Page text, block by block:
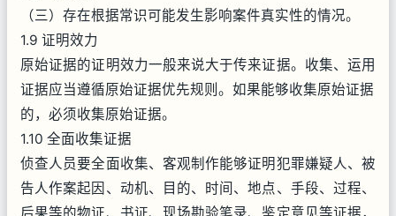
（三）存在根据常识可能发生影响案件真实性的情况。
1.9 证明效力
原始证据的证明效力一般来说大于传来证据。收集、运用
证据应当遵循原始证据优先规则。如果能够收集原始证据
的，必须收集原始证据。
1.10 全面收集证据
侦查人员要全面收集、客观制作能够证明犯罪嫌疑人、被
告人作案起因、动机、目的、时间、地点、手段、过程、